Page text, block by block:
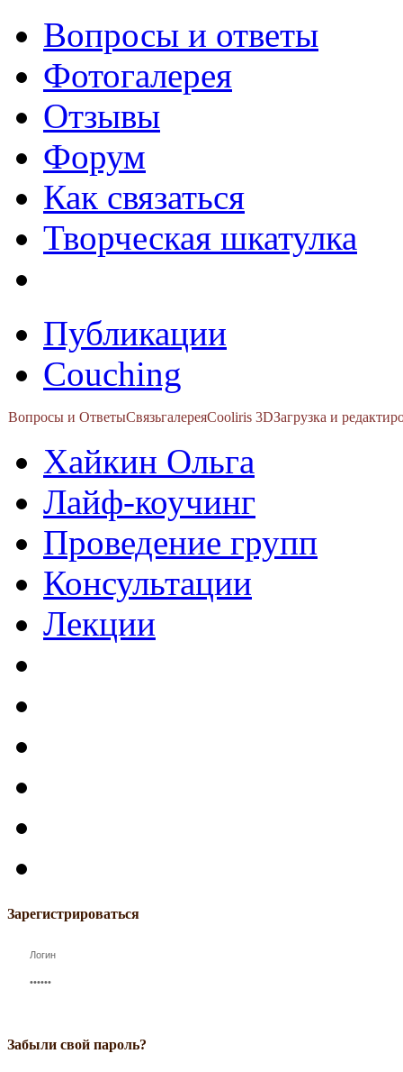
Вопросы и ответы
Фотогалерея
Отзывы
Форум
Как связаться
Творческая шкатулка
Публикации
Couching
Вопросы и ОтветыСвязьгалереяCooliris 3DЗагрузка и
Хайкин Ольга
Лайф-коучинг
Проведение групп
Консультации
Лекции
Зарегистрироваться
Забыли свой пароль?